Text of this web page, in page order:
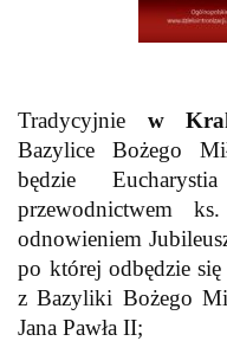
Tradycyjnie w
Bazylice Bożego
będzie
przewodnictwem
odnowieniem
po której odbędzie się
z Bazyliki Bożego
Jana Pawła II;